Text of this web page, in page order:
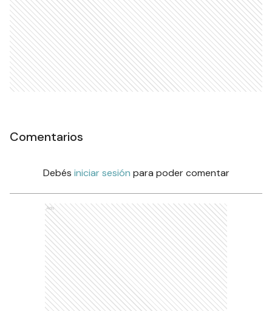
Comentarios
Debés iniciar sesión para poder comentar
Ads